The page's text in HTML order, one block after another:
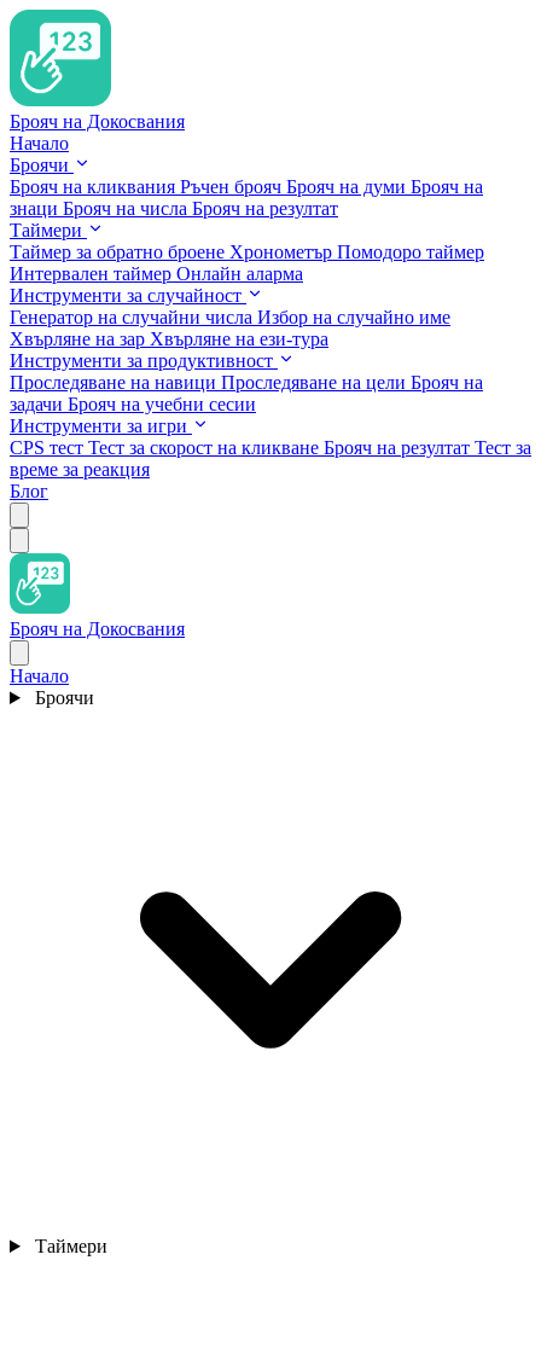
Брояч на Докосвания
Начало
Броячи
Брояч на кликвания Ръчен брояч Брояч на думи Брояч на
знаци Брояч на числа Брояч на резултат
Таймери
Таймер за обратно броене Хронометър Помодоро таймер
Интервален таймер Онлайн аларма
Инструменти за случайност
Генератор на случайни числа Избор на случайно име
Хвърляне на зар Хвърляне на ези-тура
Инструменти за продуктивност
Проследяване на навици Проследяване на цели Брояч на
задачи Брояч на учебни сесии
Инструменти за игри
CPS тест Тест за скорост на кликване Брояч на резултат Тест за
време за реакция
Блог
Брояч на Докосвания
Начало
Броячи
Таймери